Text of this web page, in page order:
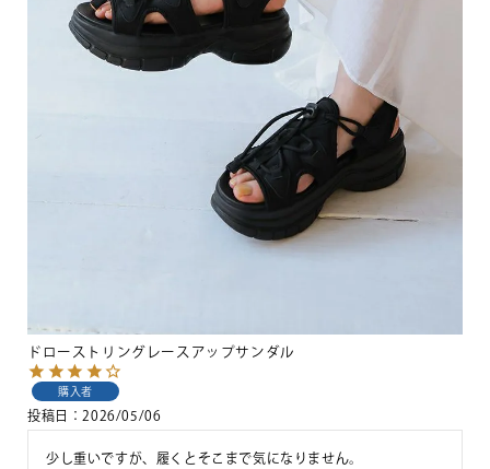
ドローストリングレースアップサンダル
購入者
投稿日 2026/05/06
少し重いですが、履くとそこまで気になりません。